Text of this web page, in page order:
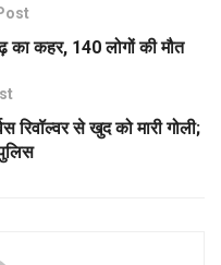
कहर, 140 लोगों की मौत
रिवॉल्वर से खुद को मारी गोली;